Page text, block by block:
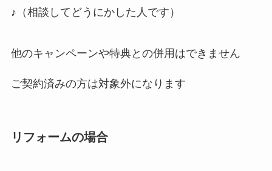
♪（相談してどうにかした人です）
他のキャンペーンや特典との併用はできません
ご契約済みの方は対象外になります
リフォームの場合